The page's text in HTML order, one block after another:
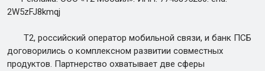
2W5zFJ8kmqj
Т2, российский оператор мобильной связи, и банк ПСБ
договорились о комплексном развитии совместных
продуктов. Партнерство охватывает две сферы